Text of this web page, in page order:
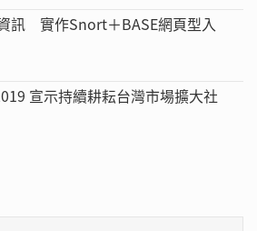
訊 實作Snort＋BASE網頁型入
宣示持續耕耘台灣市場擴大社